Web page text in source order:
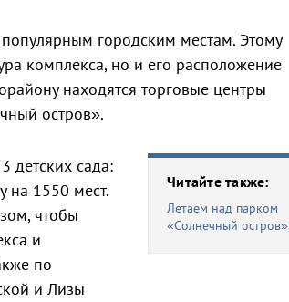
городским местам. Этому
комплекса, но и его расположение
находятся торговые центры
остров».
Читайте также:
Летаем над парком
«Солнечный остров»
детских сада:
на 1550 мест.
чтобы
и
по
и Лизы